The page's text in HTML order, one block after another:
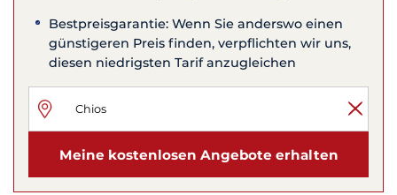
Bestpreisgarantie: Wenn Sie anderswo einen
günstigeren Preis finden, verpflichten wir uns,
diesen niedrigsten Tarif anzugleichen
Meine kostenlosen Angebote erhalten